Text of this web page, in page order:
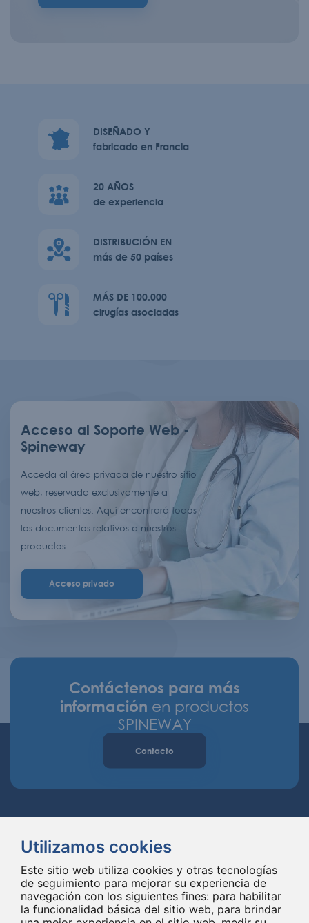
Utilizamos cookies
Este sitio web utiliza cookies y otras tecnologías
de seguimiento para mejorar su experiencia de
navegación con los siguientes fines: para habilitar
la funcionalidad básica del sitio web, para brindar
DISEÑADO Y
fabricado en Francia
20 AÑOS
de experiencia
DISTRIBUCIÓN EN
más de 50 países
MÁS DE 100.000
cirugías asociadas
Acceso al Soporte Web -
Spineway
Acceda al área privada de nuestro sitio
web, reservada exclusivamente a
nuestros clientes. Aquí encontrará todos
los documentos relativos a nuestros
productos.
Acceso privado
Contáctenos para más
información en productos
SPINEWAY
Contacto
Spineway diseña y suministra innovadores implantes e instrumentales
para la columna vertebral, mejorando la cirugía de la columna vertebral
en todo el mundo desde hace 20 años.